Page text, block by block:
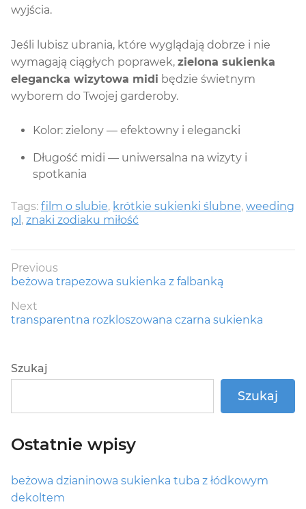
wyjścia.
Jeśli lubisz ubrania, które wyglądają dobrze i nie
wymagają ciągłych poprawek, zielona sukienka
elegancka wizytowa midi będzie świetnym
wyborem do Twojej garderoby.
Kolor: zielony — efektowny i elegancki
Długość midi — uniwersalna na wizyty i
spotkania
Tags: film o slubie, krótkie sukienki ślubne, weeding
pl , znaki zodiaku miłość
Nawigacja
wpisu
Previous
Previous
beżowa trapezowa sukienka z falbanką
Next
Next
transparentna rozkloszowana czarna sukienka
Szukaj
Szukaj
Ostatnie wpisy
beżowa dzianinowa sukienka tuba z łódkowym
dekoltem